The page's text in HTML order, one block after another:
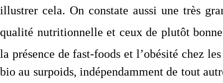
illustrer cela. On constate aussi une très
qualité nutritionnelle et ceux de plutôt
la présence de fast-foods et l’obésité chez
bio au surpoids, indépendamment de tout